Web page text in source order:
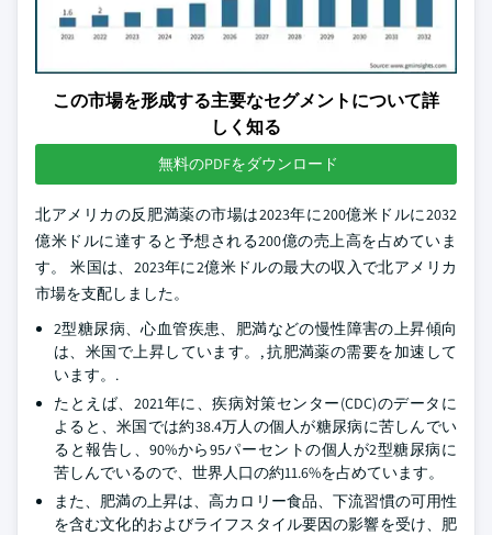
この市場を形成する主要なセグメントについて詳
しく知る
無料のPDFをダウンロード
北アメリカの反肥満薬の市場は2023年に200億米ドルに2032
億米ドルに達すると予想される200億の売上高を占めていま
す。 米国は、2023年に2億米ドルの最大の収入で北アメリカ
市場を支配しました。
2型糖尿病、心血管疾患、肥満などの慢性障害の上昇傾向
は、米国で上昇しています。, 抗肥満薬の需要を加速して
います。.
たとえば、2021年に、疾病対策センター(CDC)のデータに
よると、米国では約38.4万人の個人が糖尿病に苦しんでい
ると報告し、90%から95パーセントの個人が2型糖尿病に
苦しんでいるので、世界人口の約11.6%を占めています。
また、肥満の上昇は、高カロリー食品、下流習慣の可用性
を含む文化的およびライフスタイル要因の影響を受け、肥